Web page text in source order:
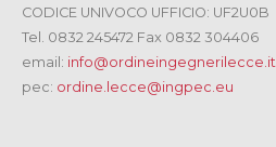
CODICE UNIVOCO UFFICIO: UF2U0B
Tel. 0832 245472 Fax 0832 304406
email: info@ordineingegnerilecce.it
pec: ordine.lecce@ingpec.eu